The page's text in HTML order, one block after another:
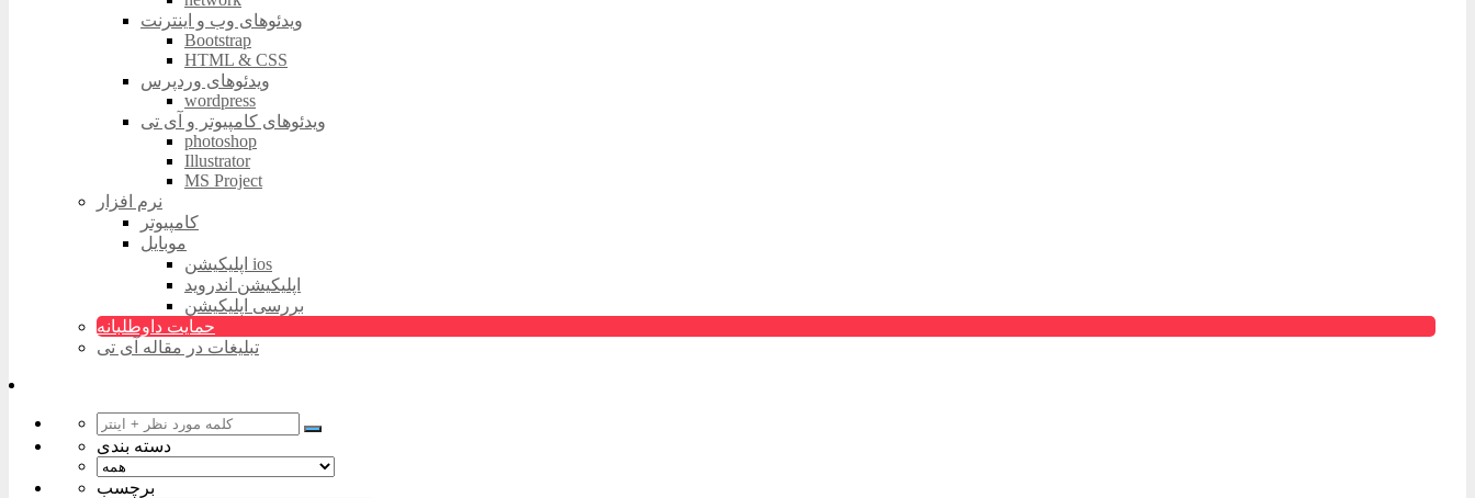
ویدئوهای وب و اینترنت
Bootstrap
HTML & CSS
ویدئوهای وردپرس
wordpress
ویدئوهای کامپیوتر و آی تی
photoshop
Illustrator
MS Project
نرم افزار
کامپیوتر
موبایل
اپلیکیشن ios
اپلیکیشن اندروید
بررسی اپلیکیشن
حمایت داوطلبانه
تبلیغات در مقاله آی تی
دسته بندی
برچسب